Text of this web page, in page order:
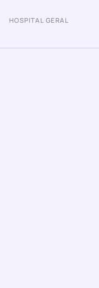
HOSPITAL GERAL